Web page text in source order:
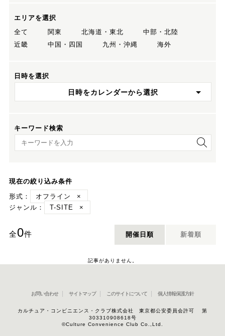
エリアを選択
全て
関東 北海道・東北
中部・北陸
近畿
中国・四国 九州・沖縄 海外
日時を選択
日時をカレンダーから選択
キーワード検索
キーワード検索
現在の絞り込み条件
形式：
オフライン
×
ジャンル：
T-SITE ×
全0件 開催日順 新着順
記事がありません。
お問い合わせ サイトマップ このサイトについて 個人情報保護方針
カルチュア・コンビニエンス・クラブ株式会社 東京都公安委員会許可 第
303310908618号
©Culture Convenience Club Co.,Ltd.